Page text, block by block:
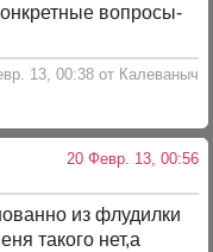
вопросы-
13, 00:38 от Калеваныч
20 Февр. 13, 00:56
из флудилки
такого нет,а